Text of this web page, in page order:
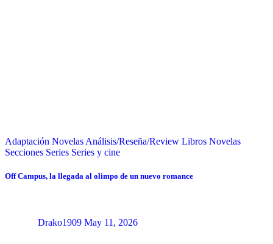
Adaptación Novelas Análisis/Reseña/Review Libros Novelas
Secciones Series Series y cine
Off Campus, la llegada al olimpo de un nuevo romance
Drako1909 May 11, 2026